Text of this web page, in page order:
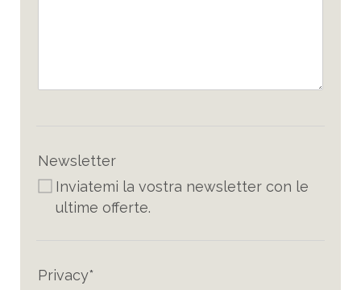
Newsletter
Inviatemi la vostra newsletter con le
ultime offerte.
Privacy*